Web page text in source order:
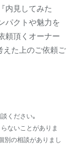
内見してみた
パクトや魅力を
頼頂くオーナー
えた上のご依頼ご
ください｡
ないことがありま
別の相談がありまし